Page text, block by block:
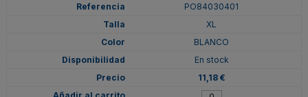
PO84030401
XL
BLANCO
En stock
11,18 €